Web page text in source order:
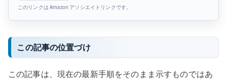
このリンクは Amazon アソシエイトリンクです。
この記事の位置づけ
この記事は、現在の最新手順をそのまま示すものではあ